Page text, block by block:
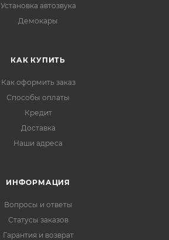
Установка автозвука
Демокары
КАК КУПИТЬ
Как оформить заказ
Способы оплаты
Кредит
Доставка
Наши адреса
ИНФОРМАЦИЯ
Вопросы и ответы
Статусы заказов
Гарантия и возврат